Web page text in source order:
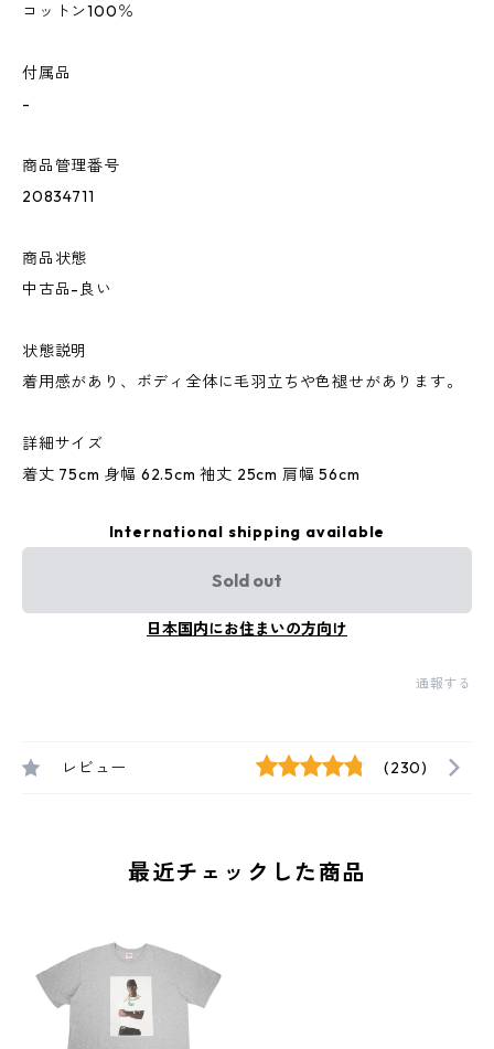
コットン100％
付属品
-
商品管理番号
20834711
商品状態
中古品-良い
状態説明
着用感があり、ボディ全体に毛羽立ちや色褪せがあります。
詳細サイズ
着丈 75cm 身幅 62.5cm 袖丈 25cm 肩幅 56cm
International shipping available
Sold out
日本国内にお住まいの方向け
通報する
レビュー (230)
最近チェックした商品